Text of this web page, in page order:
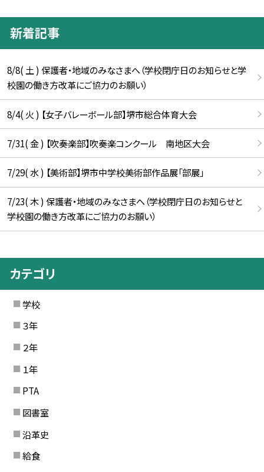
新着記事
8/8( 土 ) 保護者・地域のみなさまへ（学校閉庁日のお知らせと学
校園の働き方改革にご協力のお願い）
8/4( 火 ) 【女子バレーボール部】堺市総合体育大会
7/31( 金 ) 【吹奏楽部】吹奏楽コンクール 南地区大会
7/29( 水 ) 【美術部】堺市中学校美術部作品展「部展」
7/23( 木 ) 保護者・地域のみなさまへ（学校閉庁日のお知らせと
学校園の働き方改革にご協力のお願い）
カテゴリ
学校
３年
２年
１年
PTA
図書室
沿革史
給食